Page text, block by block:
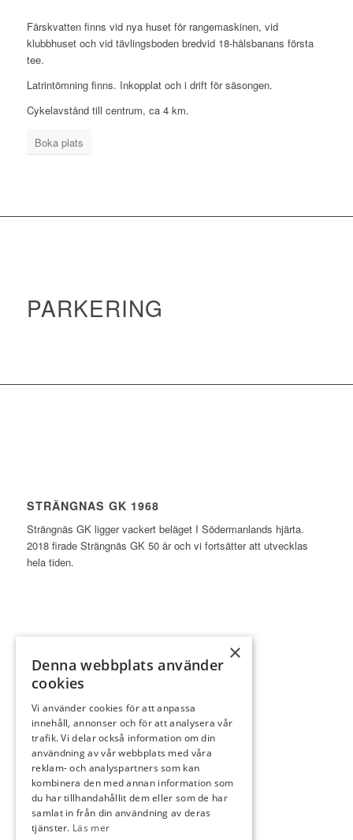
Färskvatten finns vid nya huset för rangemaskinen, vid
klubbhuset och vid tävlingsboden bredvid 18-hålsbanans första
tee.
Latrintömning finns. Inkopplat och i drift för säsongen.
Cykelavstånd till centrum, ca 4 km.
Boka plats
PARKERING
STRÄNGNAS GK 1968
Strängnäs GK ligger vackert beläget I Södermanlands hjärta.
2018 firade Strängnäs GK 50 år och vi fortsätter att utvecklas
hela tiden.
INFORMATION
Bli partner
Klubben
Bli medlem
Kontakta oss
Slope
Spela golf
Hem
×
Denna webbplats använder
cookies
Vi använder cookies för att anpassa
innehåll, annonser och för att analysera vår
trafik. Vi delar också information om din
användning av vår webbplats med våra
reklam- och analyspartners som kan
kombinera den med annan information som
du har tillhandahållit dem eller som de har
samlat in från din användning av deras
tjänster. Läs mer